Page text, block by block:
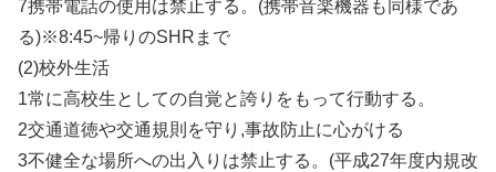
7携帯電話の使用は禁止する。(携帯音楽機器も同様であ
る)※8:45~帰りのSHRまで
(2)校外生活
1常に高校生としての自覚と誇りをもって行動する。
2交通道徳や交通規則を守り,事故防止に心がける
3不健全な場所への出入りは禁止する。(平成27年度内規改